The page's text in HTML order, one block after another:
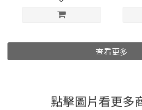
查看更多
點擊圖片看更多